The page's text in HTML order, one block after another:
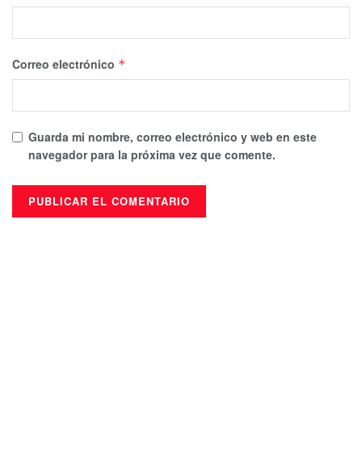
Correo electrónico *
Guarda mi nombre, correo electrónico y web en este
navegador para la próxima vez que comente.